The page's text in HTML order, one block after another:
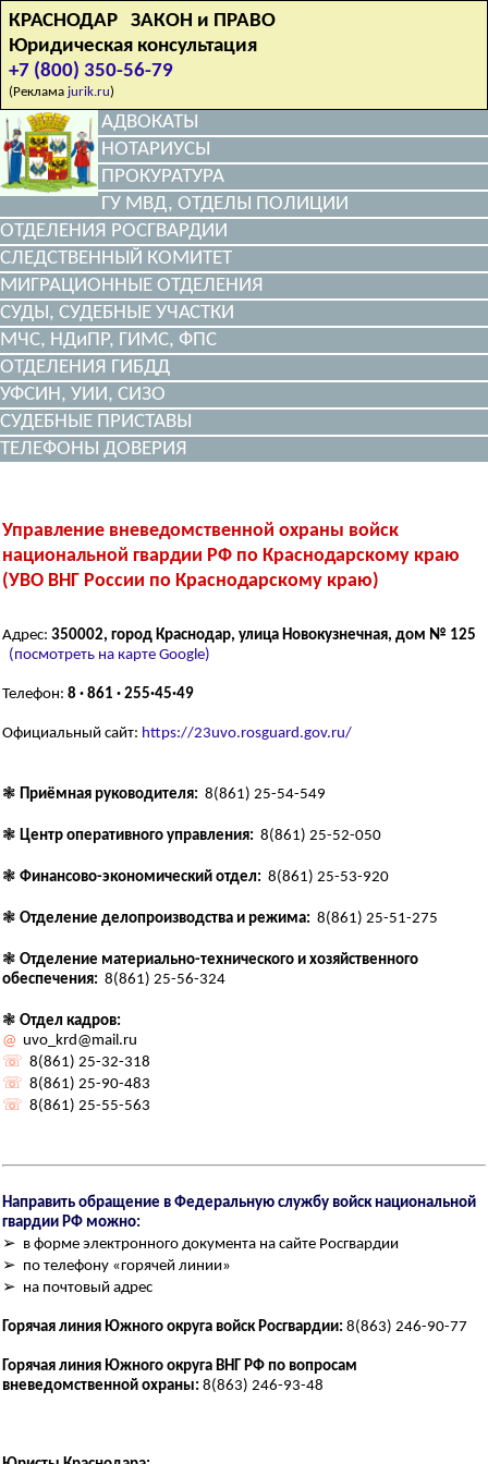
КРАСНОДАР ЗАКОН и ПРАВО
Юридическая консультация
+7 (800) 350-56-79
(Реклама jurik.ru)
АДВОКАТЫ
НОТАРИУСЫ
ПРОКУРАТУРА
ГУ МВД, ОТДЕЛЫ ПОЛИЦИИ
ОТДЕЛЕНИЯ РОСГВАРДИИ
СЛЕДСТВЕННЫЙ КОМИТЕТ
МИГРАЦИОННЫЕ ОТДЕЛЕНИЯ
СУДЫ, СУДЕБНЫЕ УЧАСТКИ
МЧС, НДиПР, ГИМС, ФПС
ОТДЕЛЕНИЯ ГИБДД
УФСИН, УИИ, СИЗО
СУДЕБНЫЕ ПРИСТАВЫ
ТЕЛЕФОНЫ ДОВЕРИЯ
Управление вневедомственной охраны войск
национальной гвардии РФ по Краснодарскому краю
(УВО ВНГ России по Краснодарскому краю)
Адрес: 350002, город Краснодар, улица Новокузнечная, дом № 125
(посмотреть на карте Google)
Телефон: 8 · 861 · 255·45·49
Официальный сайт: https://23uvo.rosguard.gov.ru/
❃ Приёмная руководителя: 8(861) 25-54-549
❃ Центр оперативного управления: 8(861) 25-52-050
❃ Финансово-экономический отдел: 8(861) 25-53-920
❃ Отделение делопроизводства и режима: 8(861) 25-51-275
❃ Отделение материально-технического и хозяйственного
обеспечения: 8(861) 25-56-324
❃ Отдел кадров:
@ uvo_krd@mail.ru
☏ 8(861) 25-32-318
☏ 8(861) 25-90-483
☏ 8(861) 25-55-563
Направить обращение в Федеральную службу войск национальной
гвардии РФ можно:
➢ в форме электронного документа на сайте Росгвардии
➢ по телефону «горячей линии»
➢ на почтовый адрес
Горячая линия Южного округа войск Росгвардии: 8(863) 246-90-77
Горячая линия Южного округа ВНГ РФ по вопросам
вневедомственной охраны: 8(863) 246-93-48